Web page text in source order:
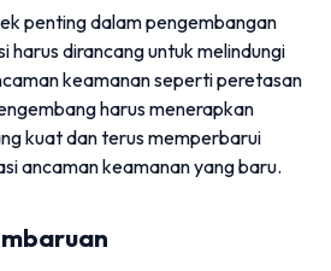
penting dalam pengembangan
harus dirancang untuk melindungi
keamanan seperti peretasan
harus menerapkan
kuat dan terus memperbarui
ancaman keamanan yang baru.